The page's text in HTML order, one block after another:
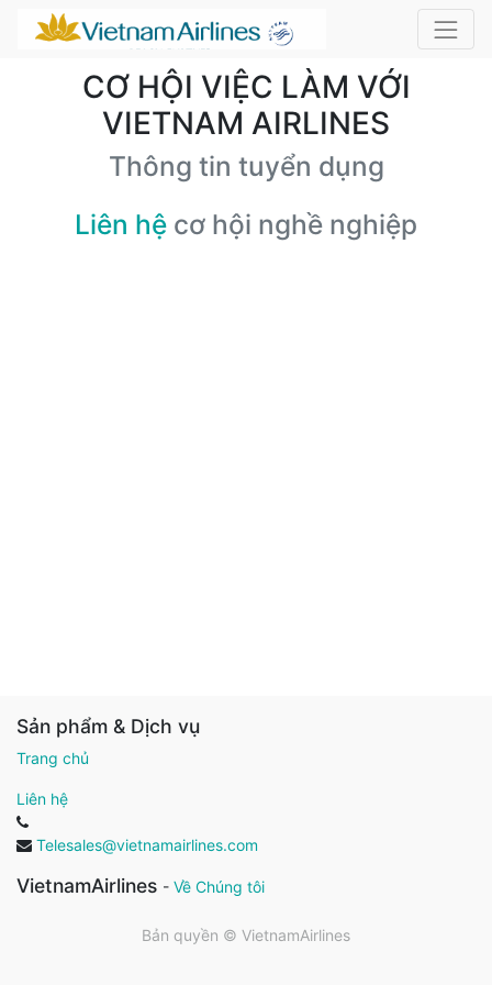
CƠ HỘI VIỆC LÀM VỚI
VIETNAM AIRLINES
Thông tin tuyển dụng
Liên hệ cơ hội nghề nghiệp
Sản phẩm & Dịch vụ
Trang chủ
Liên hệ
Telesales@vietnamairlines.com
VietnamAirlines - Về Chúng tôi
Bản quyền © VietnamAirlines